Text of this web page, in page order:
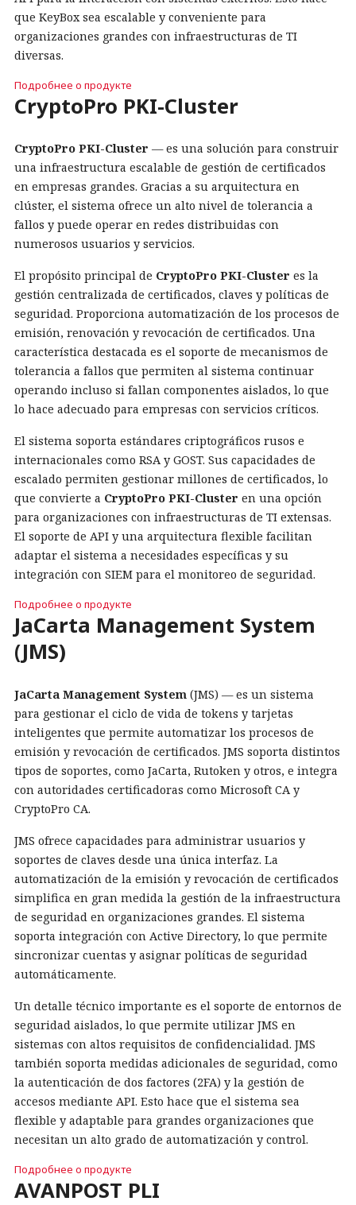
que KeyBox sea escalable y conveniente para
organizaciones grandes con infraestructuras de TI
diversas.
Подробнее о продукте
CryptoPro PKI-Cluster
CryptoPro PKI-Cluster — es una solución para construir
una infraestructura escalable de gestión de certificados
en empresas grandes. Gracias a su arquitectura en
clúster, el sistema ofrece un alto nivel de tolerancia a
fallos y puede operar en redes distribuidas con
numerosos usuarios y servicios.
El propósito principal de CryptoPro PKI-Cluster es la
gestión centralizada de certificados, claves y políticas de
seguridad. Proporciona automatización de los procesos de
emisión, renovación y revocación de certificados. Una
característica destacada es el soporte de mecanismos de
tolerancia a fallos que permiten al sistema continuar
operando incluso si fallan componentes aislados, lo que
lo hace adecuado para empresas con servicios críticos.
El sistema soporta estándares criptográficos rusos e
internacionales como RSA y GOST. Sus capacidades de
escalado permiten gestionar millones de certificados, lo
que convierte a CryptoPro PKI-Cluster en una opción
para organizaciones con infraestructuras de TI extensas.
El soporte de API y una arquitectura flexible facilitan
adaptar el sistema a necesidades específicas y su
integración con SIEM para el monitoreo de seguridad.
Подробнее о продукте
JaCarta Management System
(JMS)
JaCarta Management System (JMS) — es un sistema
para gestionar el ciclo de vida de tokens y tarjetas
inteligentes que permite automatizar los procesos de
emisión y revocación de certificados. JMS soporta distintos
tipos de soportes, como JaCarta, Rutoken y otros, e integra
con autoridades certificadoras como Microsoft CA y
CryptoPro CA.
JMS ofrece capacidades para administrar usuarios y
soportes de claves desde una única interfaz. La
automatización de la emisión y revocación de certificados
simplifica en gran medida la gestión de la infraestructura
de seguridad en organizaciones grandes. El sistema
soporta integración con Active Directory, lo que permite
sincronizar cuentas y asignar políticas de seguridad
automáticamente.
Un detalle técnico importante es el soporte de entornos de
seguridad aislados, lo que permite utilizar JMS en
sistemas con altos requisitos de confidencialidad. JMS
también soporta medidas adicionales de seguridad, como
la autenticación de dos factores (2FA) y la gestión de
accesos mediante API. Esto hace que el sistema sea
flexible y adaptable para grandes organizaciones que
necesitan un alto grado de automatización y control.
Подробнее о продукте
AVANPOST PLI